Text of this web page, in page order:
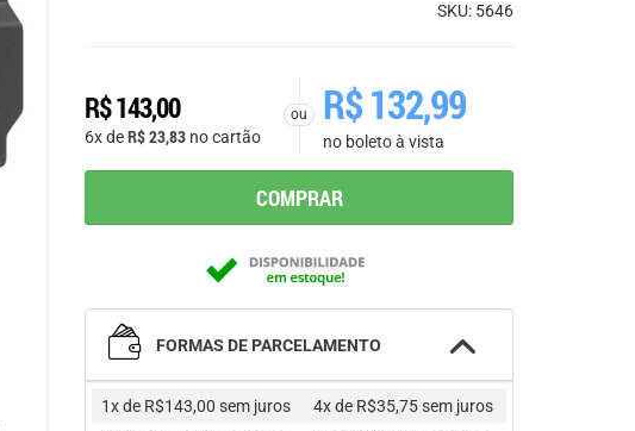
SKU: 5646
R$143,00
6x deR$23,83 no cartão
ou R$132,99
no boleto à vista
COMPRAR
FORMAS DE PARCELAMENTO
1x de R$143,00 sem juros
4x de R$35,75sem juros